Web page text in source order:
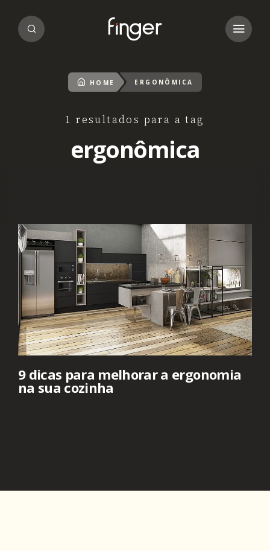
HOME ERGONÔMICA
1 resultados para a tag
ergonômica
9 dicas para melhorar a ergonomia
na sua cozinha